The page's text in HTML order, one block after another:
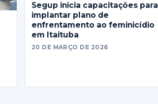
Segup inicia capacitações para
implantar plano de
enfrentamento ao feminicídio
em Itaituba
20 DE MARÇO DE 2026